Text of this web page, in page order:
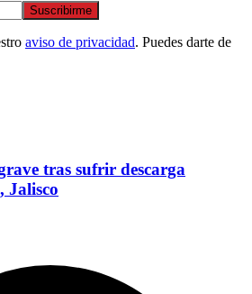
Suscribirme
aviso de privacidad. Puedes darte de
tras sufrir descarga
Jalisco